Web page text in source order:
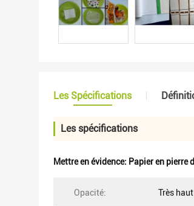
Les Spécifications
Les spécifications
Mettre en évidence: Papier en pierre
Opacité: Très haut